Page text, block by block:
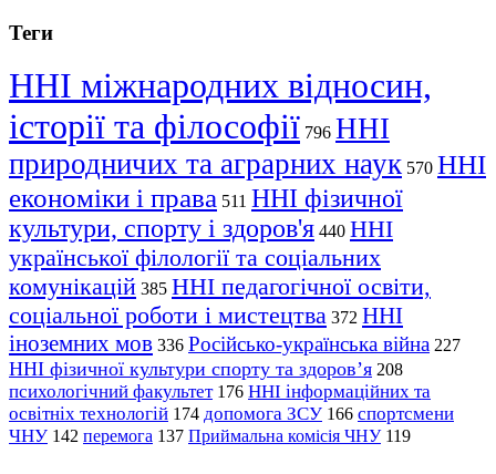
Теги
ННІ міжнародних відносин,
історії та філософії 796 ННІ
природничих та аграрних наук 570 ННІ
економіки і права 511 ННІ фізичної
культури, спорту і здоров'я 440 ННІ
української філології та соціальних
комунікацій 385 ННІ педагогічної освіти,
соціальної роботи і мистецтва 372 ННІ
іноземних мов 336 Російсько-українська війна 227
ННІ фізичної культури спорту та здоров’я 208
психологічний факультет 176 ННІ інформаційних та
освітніх технологій 174 допомога ЗСУ 166 спортсмени
ЧНУ 142 перемога 137 Приймальна комісія ЧНУ 119